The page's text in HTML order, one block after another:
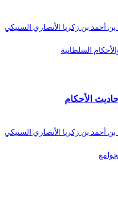
أحمد بن زكريا الأنصاري السنيكي
الأحكام
أحمد بن زكريا الأنصاري السنيكي